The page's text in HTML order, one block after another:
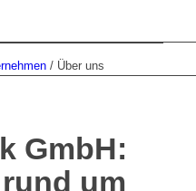
/ Über uns
GmbH:
um